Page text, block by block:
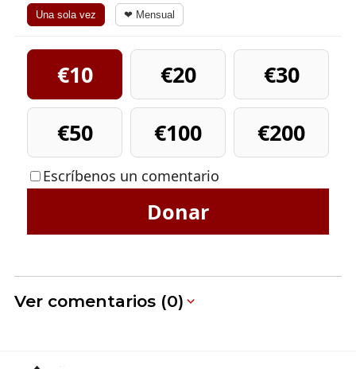
Una sola vez ❤ Mensual
€10 €20
€30
€50
€100 €200
Escríbenos un comentario
Donar
Ver comentarios (0)